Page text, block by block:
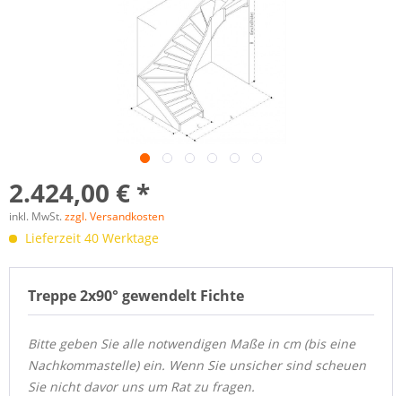
2.424,00 € *
inkl. MwSt. zzgl. Versandkosten
Lieferzeit 40 Werktage
Treppe 2x90° gewendelt Fichte
Bitte geben Sie alle notwendigen Maße in cm (bis eine
Nachkommastelle) ein. Wenn Sie unsicher sind scheuen
Sie nicht davor uns um Rat zu fragen.